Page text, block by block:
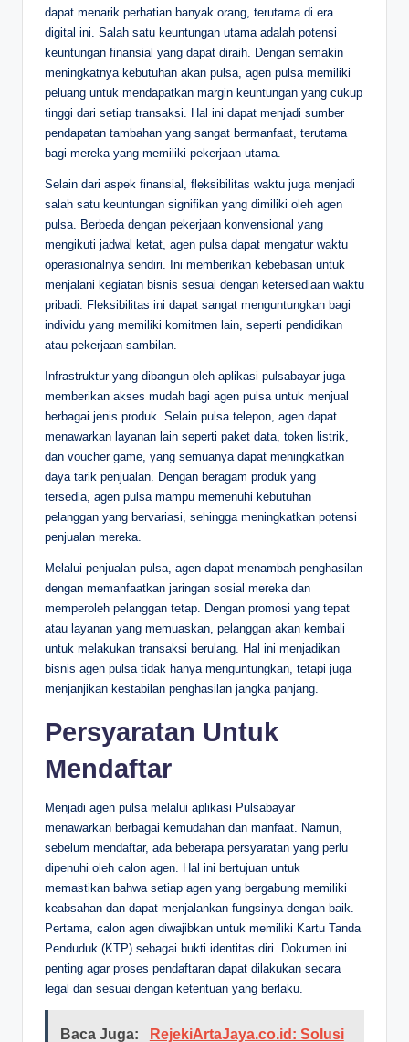
dapat menarik perhatian banyak orang, terutama di era
digital ini. Salah satu keuntungan utama adalah potensi
keuntungan finansial yang dapat diraih. Dengan semakin
meningkatnya kebutuhan akan pulsa, agen pulsa memiliki
peluang untuk mendapatkan margin keuntungan yang cukup
tinggi dari setiap transaksi. Hal ini dapat menjadi sumber
pendapatan tambahan yang sangat bermanfaat, terutama
bagi mereka yang memiliki pekerjaan utama.
Selain dari aspek finansial, fleksibilitas waktu juga menjadi
salah satu keuntungan signifikan yang dimiliki oleh agen
pulsa. Berbeda dengan pekerjaan konvensional yang
mengikuti jadwal ketat, agen pulsa dapat mengatur waktu
operasionalnya sendiri. Ini memberikan kebebasan untuk
menjalani kegiatan bisnis sesuai dengan ketersediaan waktu
pribadi. Fleksibilitas ini dapat sangat menguntungkan bagi
individu yang memiliki komitmen lain, seperti pendidikan
atau pekerjaan sambilan.
Infrastruktur yang dibangun oleh aplikasi pulsabayar juga
memberikan akses mudah bagi agen pulsa untuk menjual
berbagai jenis produk. Selain pulsa telepon, agen dapat
menawarkan layanan lain seperti paket data, token listrik,
dan voucher game, yang semuanya dapat meningkatkan
daya tarik penjualan. Dengan beragam produk yang
tersedia, agen pulsa mampu memenuhi kebutuhan
pelanggan yang bervariasi, sehingga meningkatkan potensi
penjualan mereka.
Melalui penjualan pulsa, agen dapat menambah penghasilan
dengan memanfaatkan jaringan sosial mereka dan
memperoleh pelanggan tetap. Dengan promosi yang tepat
atau layanan yang memuaskan, pelanggan akan kembali
untuk melakukan transaksi berulang. Hal ini menjadikan
bisnis agen pulsa tidak hanya menguntungkan, tetapi juga
menjanjikan kestabilan penghasilan jangka panjang.
Persyaratan Untuk
Mendaftar
Menjadi agen pulsa melalui aplikasi Pulsabayar
menawarkan berbagai kemudahan dan manfaat. Namun,
sebelum mendaftar, ada beberapa persyaratan yang perlu
dipenuhi oleh calon agen. Hal ini bertujuan untuk
memastikan bahwa setiap agen yang bergabung memiliki
keabsahan dan dapat menjalankan fungsinya dengan baik.
Pertama, calon agen diwajibkan untuk memiliki Kartu Tanda
Penduduk (KTP) sebagai bukti identitas diri. Dokumen ini
penting agar proses pendaftaran dapat dilakukan secara
legal dan sesuai dengan ketentuan yang berlaku.
Baca Juga: RejekiArtaJaya.co.id: Solusi